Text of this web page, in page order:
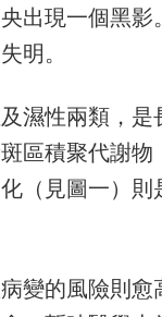
出現一個黑
明。
濕性兩類，
區積聚代謝
（見圖一）
變的風險則